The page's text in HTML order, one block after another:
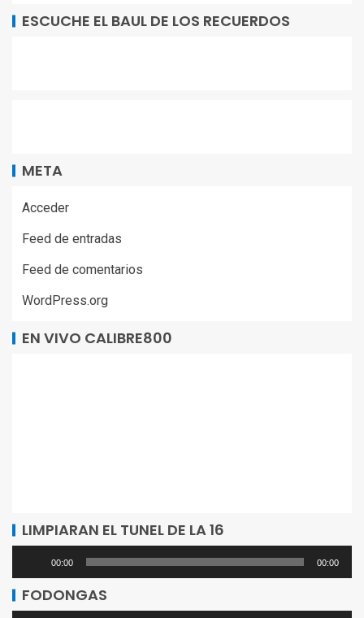
ESCUCHE EL BAUL DE LOS RECUERDOS
META
Acceder
Feed de entradas
Feed de comentarios
WordPress.org
EN VIVO CALIBRE800
LIMPIARAN EL TUNEL DE LA 16
Reproductor
de
audio
00:00 00:00
FODONGAS